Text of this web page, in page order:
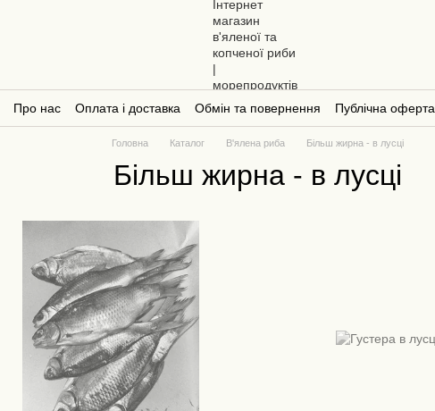
Про нас Оплата і доставка Обмін та повернення Публічна оферта
Головна Каталог В'ялена риба Більш жирна - в лусці
Більш жирна - в лусці